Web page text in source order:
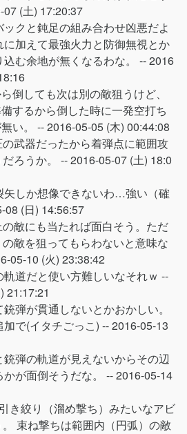
07 (土) 17:20:37
クと鈍足の組み合わせ凶悪だよ
に加えて最強火力と防御無視とか
む余地が無くなるわな。 --2016
倒しても次は別の敵狙うけど、
するから倒した時に一発空打ち
い。 --2016-05-05 (木) 00:44:08
武器だったから着弾点に範囲攻
ろうか。 --2016-05-07 (土) 18:0
矢しか想像できないわ…強い（確
08 (日) 14:56:57
敵にも当たれば面白そう。ただ
敵を狙ってもらわないと意味な
05-10 (火) 23:38:42
道だと使い方難しいなそれｗ --
21:17:21
弾が貫通しないとかおかしい。
で(イタチごっこ) --2016-05-13
弾の軌道が見えないからその辺
が面倒そうだな。 --2016-05-14
き絞り（溜め撃ち）みたいなアビ
束ね撃ちは範囲内（円弧）の敵